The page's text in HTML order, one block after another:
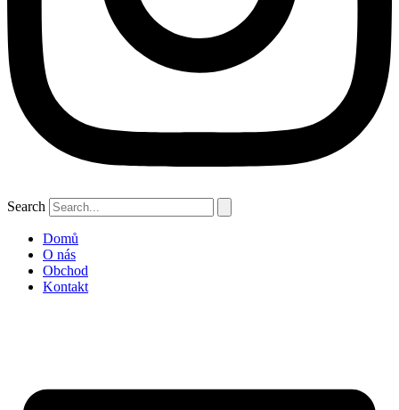
Search
Domů
O nás
Obchod
Kontakt